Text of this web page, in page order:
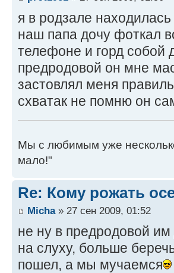
я в родзале
наш папа дочу фоткал
телефоне и горд собой
предродовой он мне
застовлял меня
схватак не помню он
Мы с любимым уже
мало!"
Re: Кому рожать
Micha» 27 сен 2009, 01:52
не ну в предродовой
на слуху, больше
пошел, а мы мучаемся